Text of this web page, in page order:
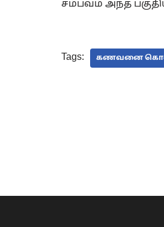
சம்பவம் அந்த
Tags: கணவனை